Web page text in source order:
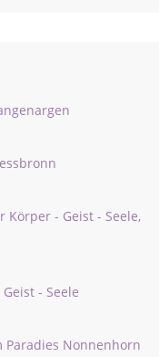
- Geist - Seele,
- Seele
Nonnenhorn